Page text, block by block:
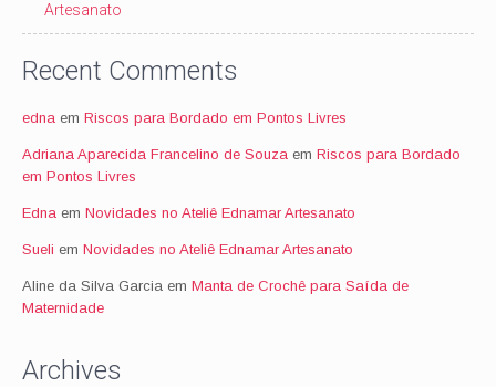
Artesanato
Recent Comments
edna em Riscos para Bordado em Pontos Livres
Adriana Aparecida Francelino de Souza em Riscos para Bordado
em Pontos Livres
Edna em Novidades no Ateliê Ednamar Artesanato
Sueli em Novidades no Ateliê Ednamar Artesanato
Aline da Silva Garcia em Manta de Crochê para Saída de
Maternidade
Archives